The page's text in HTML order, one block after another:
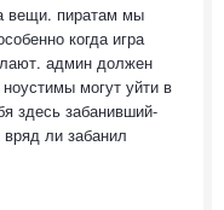
вещи. пиратам мы
когда игра
админ должен
могут уйти в
здесь забанивший-
ли забанил